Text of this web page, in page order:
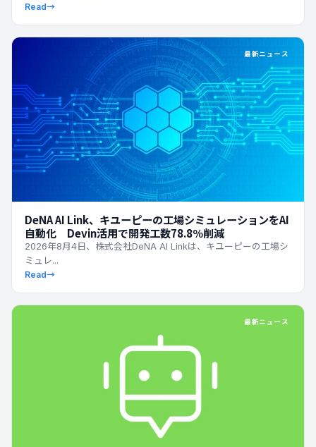
Read→
最新ニュース
DeNA AI Link、キユーピーの工場シミュレーションをAI
自動化 Devin活用で開発工数78.8％削減
2026年8月4日、株式会社DeNA AI Linkは、キユーピーの工場シ
ミュレ...
Read→
最新ニュース